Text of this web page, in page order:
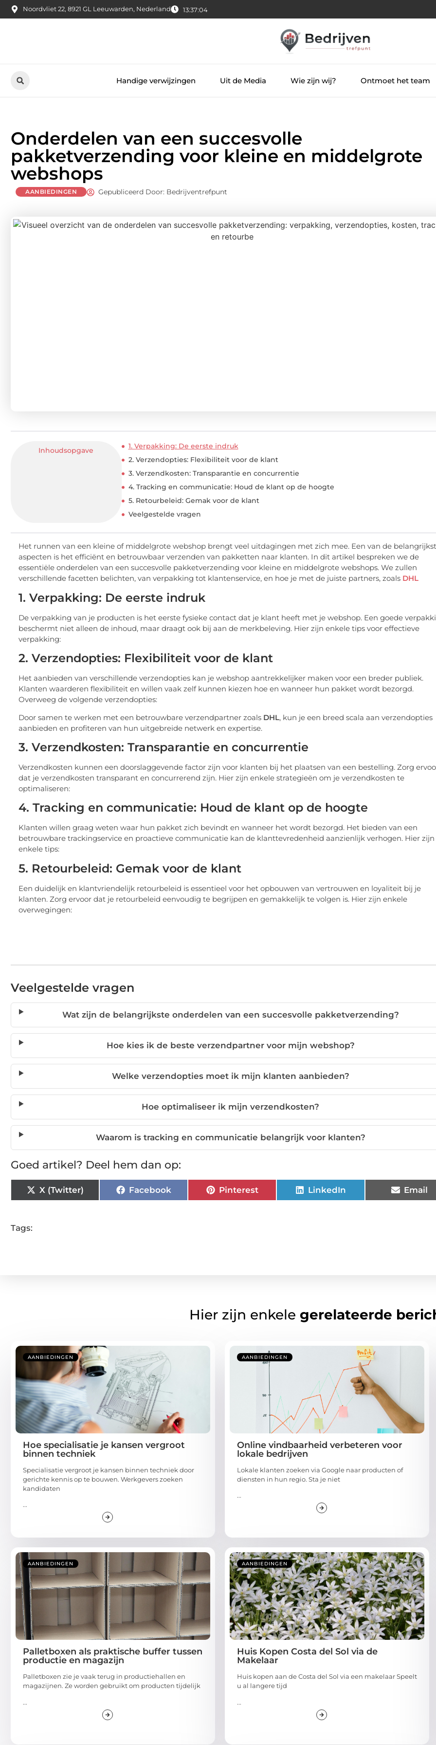
Noordvliet 22, 8921 GL Leeuwarden, Nederland 13:37:05
Handige verwijzingen Uit de Media Wie zijn wij? Ontmoet het team
Onderdelen van een succesvolle
pakketverzending voor kleine en middelgrote
webshops
AANBIEDINGEN Gepubliceerd Door: Bedrijventrefpunt
Inhoudsopgave
1. Verpakking: De eerste indruk
2. Verzendopties: Flexibiliteit voor de klant
3. Verzendkosten: Transparantie en concurrentie
4. Tracking en communicatie: Houd de klant op de hoogte
5. Retourbeleid: Gemak voor de klant
Veelgestelde vragen
Het runnen van een kleine of middelgrote webshop brengt veel uitdagingen met zich mee. Een van de
aspecten is het efficiënt en betrouwbaar verzenden van pakketten naar klanten. In dit artikel bespreken we de
essentiële onderdelen van een succesvolle pakketverzending voor kleine en middelgrote webshops. We zullen
verschillende facetten belichten, van verpakking tot klantenservice, en hoe je met de juiste partners, zoals DHL
1. Verpakking: De eerste indruk
De verpakking van je producten is het eerste fysieke contact dat je klant heeft met je webshop. Een goede
beschermt niet alleen de inhoud, maar draagt ook bij aan de merkbeleving. Hier zijn enkele tips voor effectieve
verpakking:
2. Verzendopties: Flexibiliteit voor de klant
Het aanbieden van verschillende verzendopties kan je webshop aantrekkelijker maken voor een breder publiek.
Klanten waarderen flexibiliteit en willen vaak zelf kunnen kiezen hoe en wanneer hun pakket wordt bezorgd.
Overweeg de volgende verzendopties:
Door samen te werken met een betrouwbare verzendpartner zoals DHL, kun je een breed scala aan verzendopties
aanbieden en profiteren van hun uitgebreide netwerk en expertise.
3. Verzendkosten: Transparantie en concurrentie
Verzendkosten kunnen een doorslaggevende factor zijn voor klanten bij het plaatsen van een bestelling. Zorg
dat je verzendkosten transparant en concurrerend zijn. Hier zijn enkele strategieën om je verzendkosten te
optimaliseren:
4. Tracking en communicatie: Houd de klant op de hoogte
Klanten willen graag weten waar hun pakket zich bevindt en wanneer het wordt bezorgd. Het bieden van een
betrouwbare trackingservice en proactieve communicatie kan de klanttevredenheid aanzienlijk verhogen. Hier zijn
enkele tips:
5. Retourbeleid: Gemak voor de klant
Een duidelijk en klantvriendelijk retourbeleid is essentieel voor het opbouwen van vertrouwen en loyaliteit bij je
klanten. Zorg ervoor dat je retourbeleid eenvoudig te begrijpen en gemakkelijk te volgen is. Hier zijn enkele
overwegingen:
Veelgestelde vragen
Wat zijn de belangrijkste onderdelen van een succesvolle pakketverzending?
Hoe kies ik de beste verzendpartner voor mijn webshop?
Welke verzendopties moet ik mijn klanten aanbieden?
Hoe optimaliseer ik mijn verzendkosten?
Waarom is tracking en communicatie belangrijk voor klanten?
Goed artikel? Deel hem dan op:
X (Twitter) Facebook Pinterest LinkedIn Email
Tags:
Hier zijn enkele gerelateerde
AANBIEDINGEN
Hoe specialisatie je kansen vergroot
binnen techniek
Specialisatie vergroot je kansen binnen techniek door
gerichte kennis op te bouwen. Werkgevers zoeken
kandidaten
...
AANBIEDINGEN
Online vindbaarheid verbeteren voor
lokale bedrijven
Lokale klanten zoeken via Google naar producten of
diensten in hun regio. Sta je niet
...
AANBIEDINGEN
Palletboxen als praktische buffer tussen
productie en magazijn
Palletboxen zie je vaak terug in productiehallen en
magazijnen. Ze worden gebruikt om producten tijdelijk
...
AANBIEDINGEN
Huis Kopen Costa del Sol via de
Makelaar
Huis kopen aan de Costa del Sol via een makelaar Speelt
u al langere tijd
...